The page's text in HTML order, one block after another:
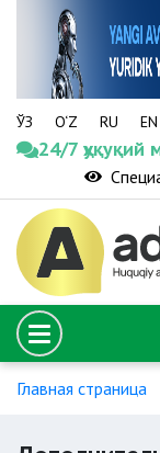
ЎЗ O‘Z RU EN
24/7 ҳуқуқий
Главная страница